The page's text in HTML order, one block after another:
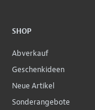
SHOP
Abverkauf
Geschenkideen
Neue Artikel
Sonderangebote